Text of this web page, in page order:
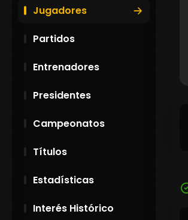
Jugadores
Partidos
Entrenadores
Presidentes
Campeonatos
Títulos
Estadísticas
Interés Histórico